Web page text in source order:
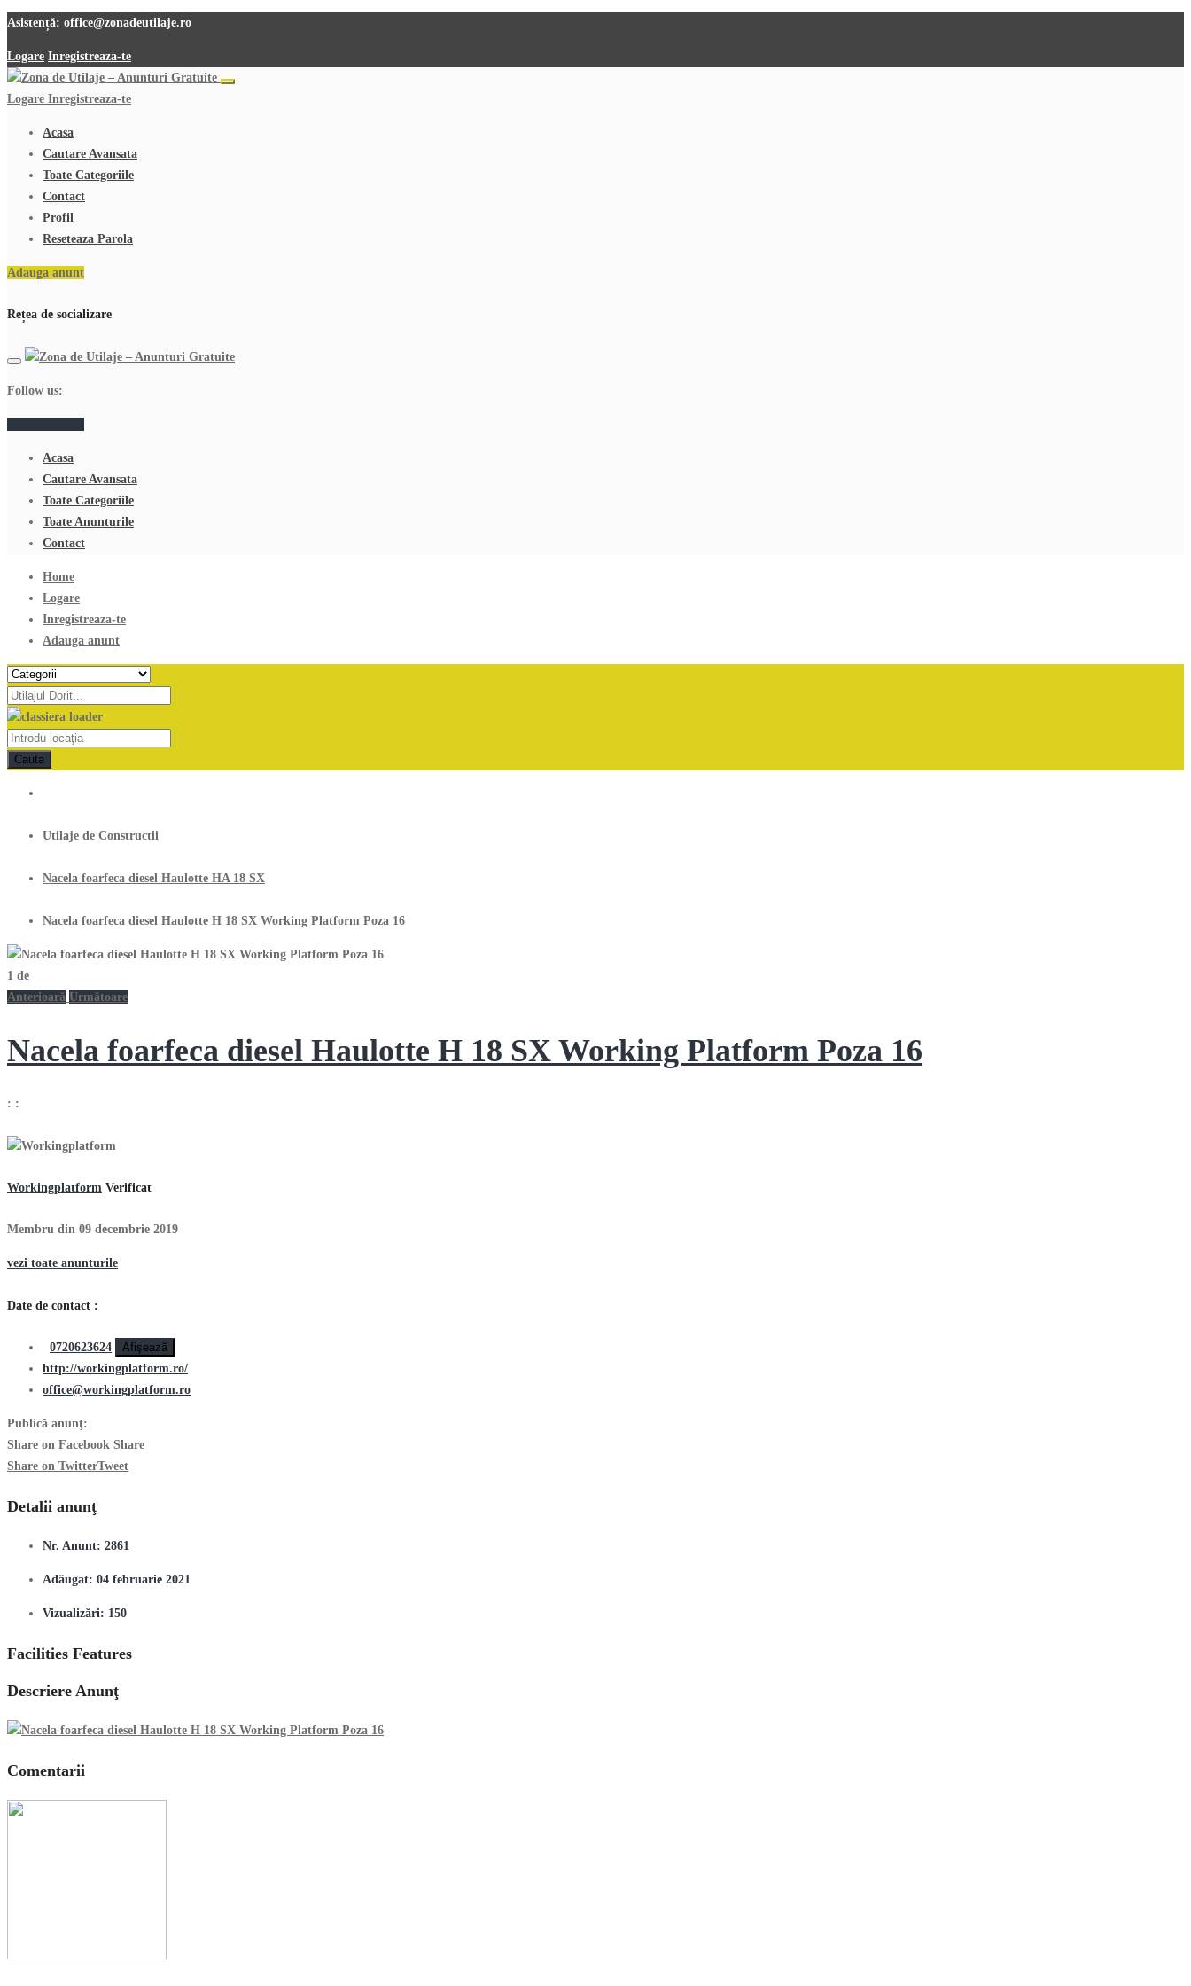
Asistență: office@zonadeutilaje.ro
Logare Inregistreaza-te
Logare Inregistreaza-te
Acasa
Cautare Avansata
Toate Categoriile
Contact
Profil
Reseteaza Parola
Adauga anunt
Rețea de socializare
Follow us:
Acasa
Cautare Avansata
Toate Categoriile
Toate Anunturile
Contact
Home
Logare
Inregistreaza-te
Adauga anunt
Cauta
Utilaje de Constructii
Nacela foarfeca diesel Haulotte HA 18 SX
Nacela foarfeca diesel Haulotte H 18 SX Working Platform Poza 16
1 de
Anterioară Următoare
Nacela foarfeca diesel Haulotte H 18 SX Working Platform Poza 16
: :
Workingplatform Verificat
Membru din 09 decembrie 2019
vezi toate anunturile
Date de contact :
0720623624
Afişează
http://workingplatform.ro/
office@workingplatform.ro
Publică anunţ:
Share on Facebook Share
Share on TwitterTweet
Detalii anunţ
Nr. Anunt: 2861
Adăugat: 04 februarie 2021
Vizualizări: 150
Facilities Features
Descriere Anunţ
Comentarii